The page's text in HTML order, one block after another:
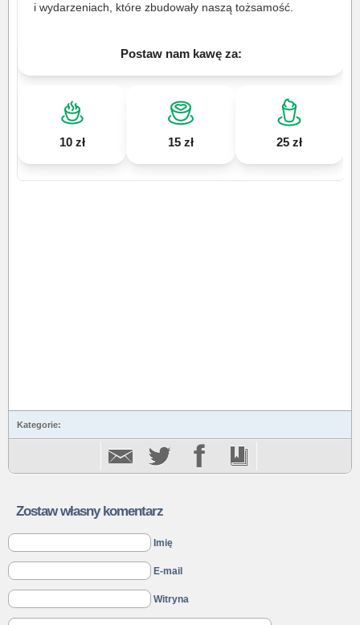
i wydarzeniach, które zbudowały naszą tożsamość.
Postaw nam kawę za:
10 zł 15 zł 25 zł
Kategorie:
Zostaw własny komentarz
Imię
E-mail
Witryna